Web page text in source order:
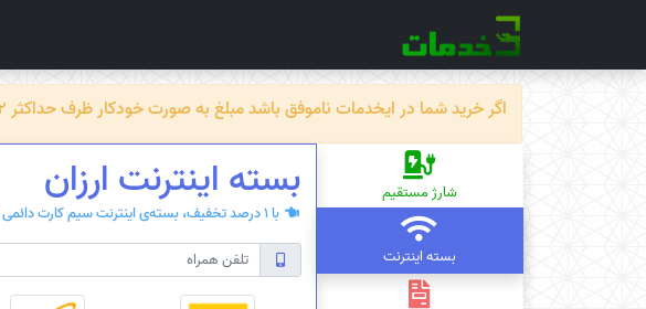
اگر خرید شما در ایخدمات ناموفق باشد مبلغ به صورت خودکار ظرف حداکثر 72 ساعت کاری به حسابتان برمی‌گردد.
شارژ مستقیم
بسته اینترنت
بسته‌ اینترنت ارزان
با 1 درصد تخفیف، بسته‌ی اینترنت سیم کارت دائمی یا اعتباری بخرید.